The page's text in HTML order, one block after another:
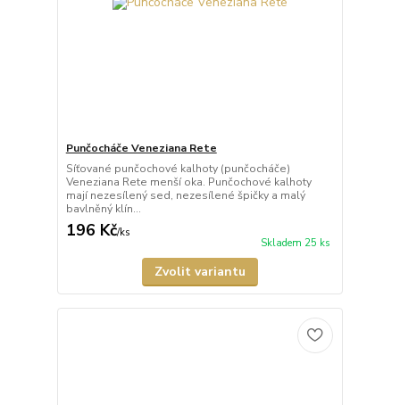
Punčocháče Veneziana Rete
Síťované punčochové kalhoty (punčocháče)
Veneziana Rete menší oka. Punčochové kalhoty
mají nezesílený sed, nezesílené špičky a malý
bavlněný klín...
196 Kč/ks
Skladem 25 ks
Zvolit variantu